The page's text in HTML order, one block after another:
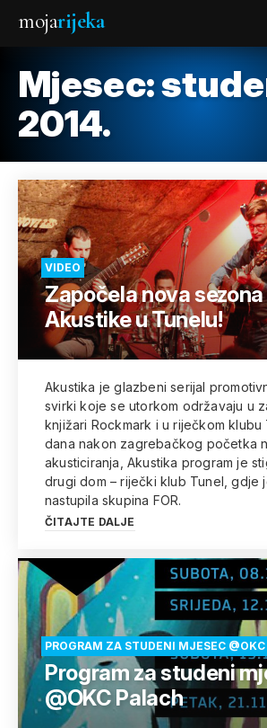
mojarijeka
Mjesec:
2014.
VIDEO
Započela nova sezona
Akustike u Tunelu!
Akustika je glazbeni serijal
svirki koje se utorkom održavaju u
knjižari Rockmark i u riječkom klubu
dana nakon zagrebačkog početka
akusticiranja, Akustika program je
drugi dom – riječki klub Tunel, gdje
nastupila skupina FOR.
ČITAJTE DALJE
PROGRAM ZA STUDENI MJESEC @OKC
Program za studeni
@OKC Palach